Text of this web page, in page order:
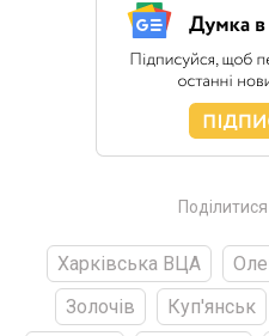
Поділитися
Харківська ВЦА
Золочів
Куп'янськ